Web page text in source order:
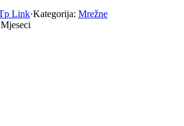
Link·Kategorija: Mrežne